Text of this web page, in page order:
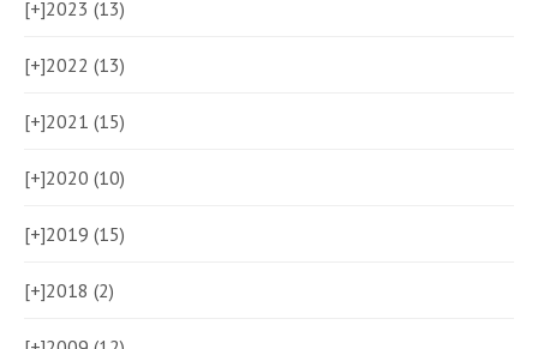
[+]2023 (13)
[+]2022 (13)
[+]2021 (15)
[+]2020 (10)
[+]2019 (15)
[+]2018 (2)